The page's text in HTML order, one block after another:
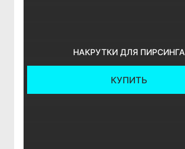
НАКРУТКИ ДЛЯ ПИРСИНГА
КУПИТЬ